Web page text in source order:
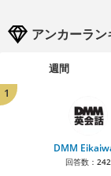
アンカーラン
週間
1
DMM
回答数： 242